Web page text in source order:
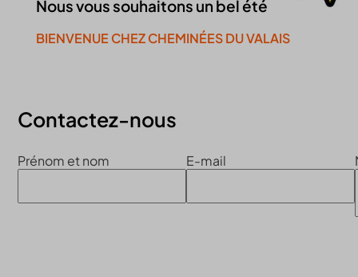
Nous vous souhaitons un bel été
BIENVENUE CHEZ CHEMINÉES DU VALAIS
Contactez-nous
Prénom et nom E-mail